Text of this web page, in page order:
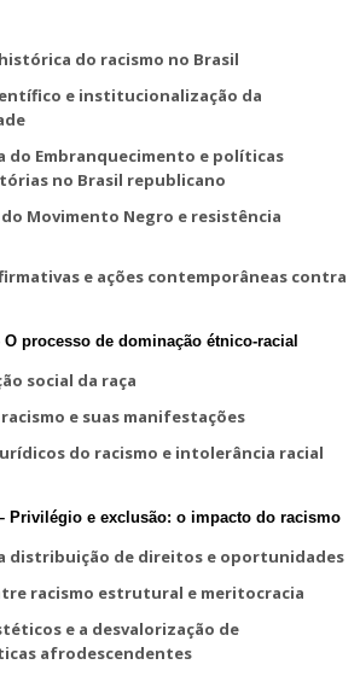
do racismo no Brasil
e institucionalização da
do Embranquecimento e políticas
no Brasil republicano
Movimento Negro e resistência
e ações contemporâneas contra
O processo de dominação étnico-racial
social da raça
racismo e suas manifestações
do racismo e intolerância racial
Privilégio e exclusão: o impacto do racismo
distribuição de direitos e oportunidades
racismo estrutural e meritocracia
e a desvalorização de
afrodescendentes